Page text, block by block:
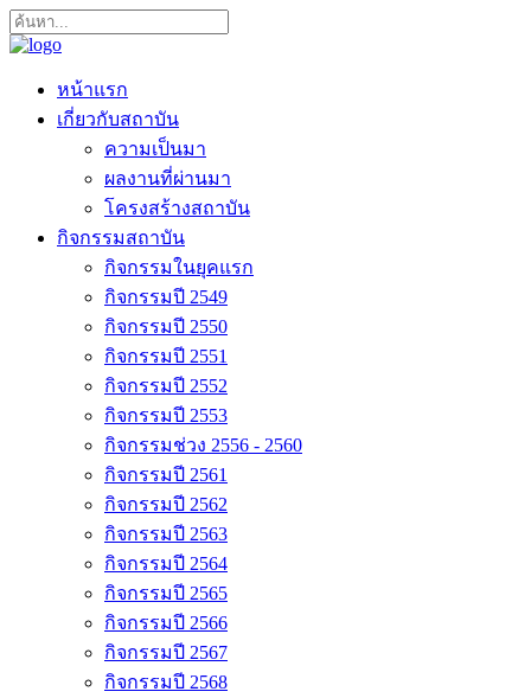
หน้าแรก
เกี่ยวกับสถาบัน
ความเป็นมา
ผลงานที่ผ่านมา
โครงสร้างสถาบัน
กิจกรรมสถาบัน
กิจกรรมในยุคแรก
กิจกรรมปี 2549
กิจกรรมปี 2550
กิจกรรมปี 2551
กิจกรรมปี 2552
กิจกรรมปี 2553
กิจกรรมช่วง 2556 - 2560
กิจกรรมปี 2561
กิจกรรมปี 2562
กิจกรรมปี 2563
กิจกรรมปี 2564
กิจกรรมปี 2565
กิจกรรมปี 2566
กิจกรรมปี 2567
กิจกรรมปี 2568